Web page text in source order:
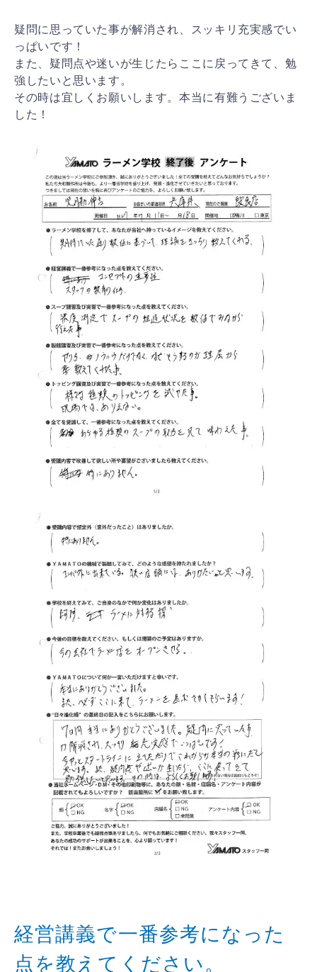
疑問に思っていた事が解消され、スッキリ充実感でい
っぱいです！
また、疑問点や迷いが生じたらここに戻ってきて、勉
強したいと思います。
その時は宜しくお願いします。本当に有難うございま
した！
経営講義で一番参考になった
点を教えてください。